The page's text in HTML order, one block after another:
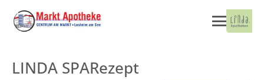
LINDA SPARezept